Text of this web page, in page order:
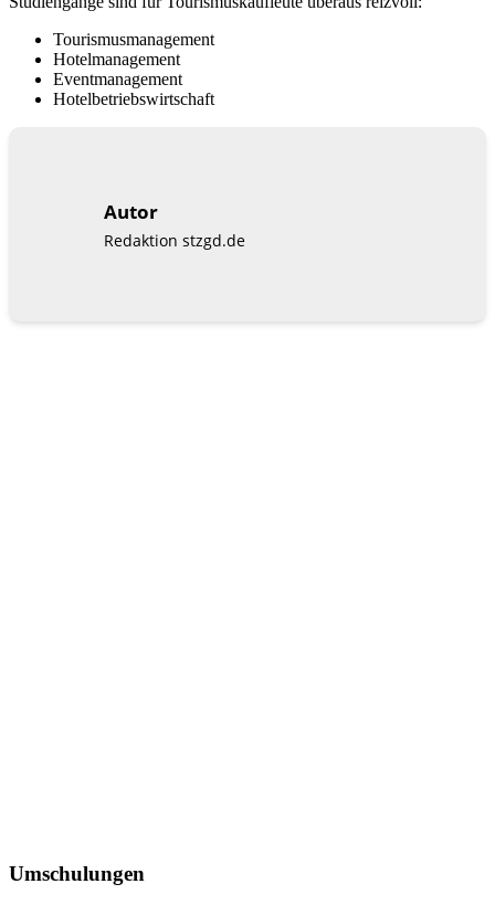
Tourismusmanagement
Hotelmanagement
Eventmanagement
Hotelbetriebswirtschaft
Autor
Redaktion stzgd.de
Umschulungen